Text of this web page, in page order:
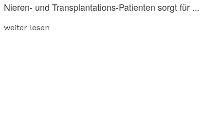
Nieren- und Transplantations-Patienten sorgt für ...
weiter lesen